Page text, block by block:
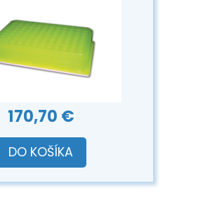
170,70 €
DO KOŠÍKA